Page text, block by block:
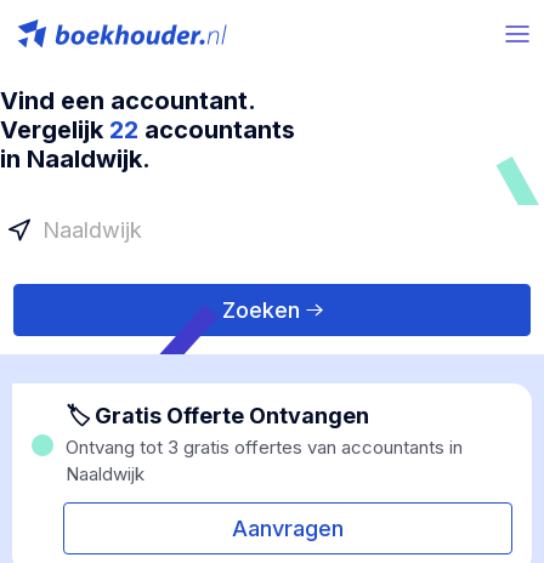
Vind een accountant.
Vergelijk 22 accountants
in Naaldwijk.
Zoeken
🏷 Gratis Offerte Ontvangen
Ontvang tot 3 gratis offertes van accountants in
Naaldwijk
Aanvragen